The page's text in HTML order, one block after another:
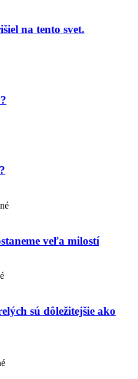
na tento svet.
veľa milostí
sú dôležitejšie ako